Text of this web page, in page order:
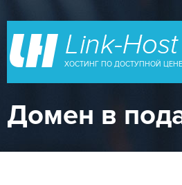
ХОСТИНГ ПО ДОСТУПНОЙ ЦЕНЕ
Домен в